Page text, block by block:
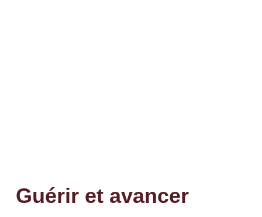
Guérir et avancer